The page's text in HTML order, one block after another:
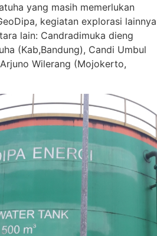
yang masih memerlukan
kegiatan explorasi lainnya
lain: Candradimuka dieng
(Kab,Bandung), Candi Umbul
Wilerang (Mojokerto,